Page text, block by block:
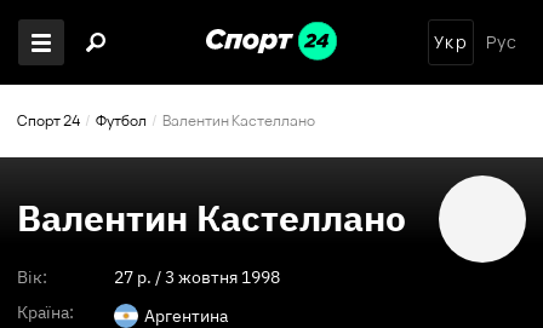
Укр Рус
Спорт 24 Футбол Валентин Кастеллано
Валентин Кастеллано
Вік: 27 p. /3 жовтня 1998
Країна:
Аргентина